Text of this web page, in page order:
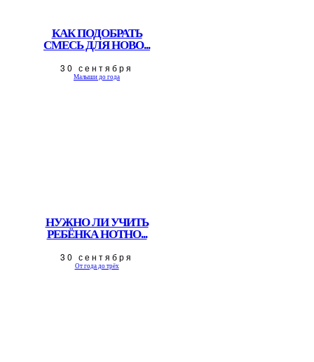
КАК ПОДОБРАТЬ
СМЕСЬ ДЛЯ НОВО...
30 сентября
Малыши до года
НУЖНО ЛИ УЧИТЬ
РЕБЁНКА НОТНО...
30 сентября
От года до трёх